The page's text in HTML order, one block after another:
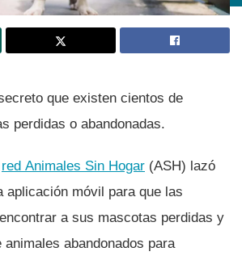
que existen cientos de
perdidas o abandonadas.
red Animales Sin Hogar (ASH) lazó
aplicación móvil para que las
a sus mascotas perdidas y
abandonados para